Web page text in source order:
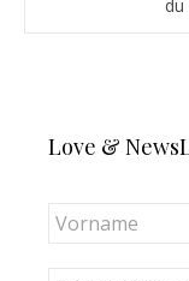
du
Love &